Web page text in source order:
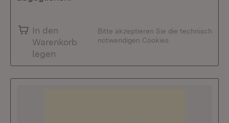
In den
Warenkorb
legen
Bitte akzeptieren Sie die technisch
notwendigen Cookies